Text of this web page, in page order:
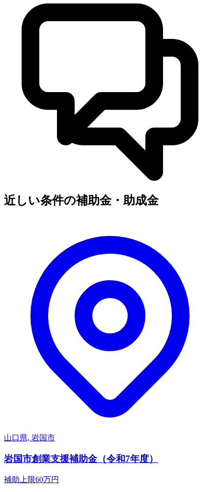
近しい条件の補助金・助成金
山口県, 岩国市
岩国市創業支援補助金（令和7年度）
補助上限60万円